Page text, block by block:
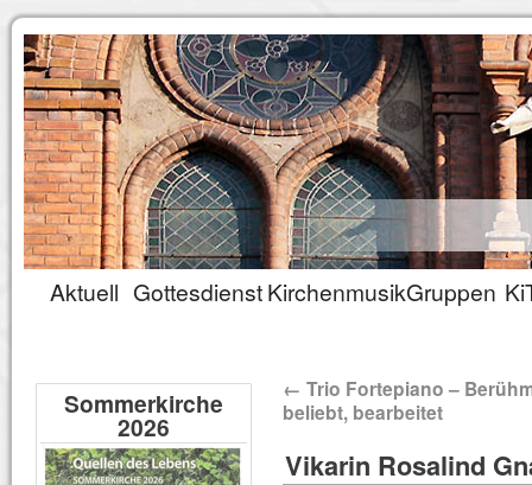
Aktuell GottesdienstKirchenmusikGruppen
← Trio Fortepiano –
beliebt, bearbeitet
Vikarin Rosalind
Sommerkirche
2026